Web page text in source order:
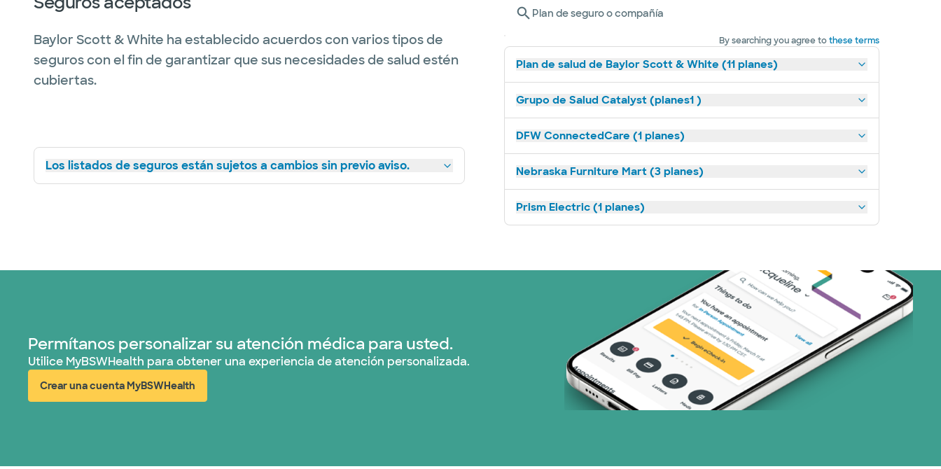
Baylor Scott & White ha establecido acuerdos con varios tipos de
seguros con el fin de garantizar que sus necesidades de salud estén
cubiertas.
Los listados de seguros están sujetos a cambios sin previo aviso.
Plan de seguro o compañía
By searching you agree tothese terms
Plan de salud de Baylor Scott & White (11 planes)
Grupo de Salud Catalyst (planes1 )
DFW ConnectedCare (1 planes)
Nebraska Furniture Mart (3 planes)
Prism Electric (1 planes)
Permítanos personalizar su atención médica para usted.
Utilice MyBSWHealth para obtener una experiencia de atención personalizada.
Crear una cuenta MyBSWHealth
(abre en ventana nueva)